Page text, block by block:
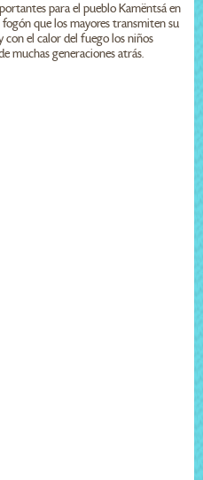
para el pueblo Kamëntsá en
fogón que los mayores transmiten su
con el calor del fuego los niños
muchas generaciones atrás.